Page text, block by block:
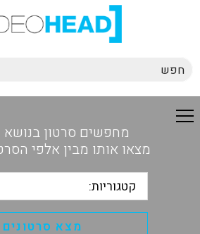
מחפשים סרטון בנושא
מצאו אותו מבין אלפי